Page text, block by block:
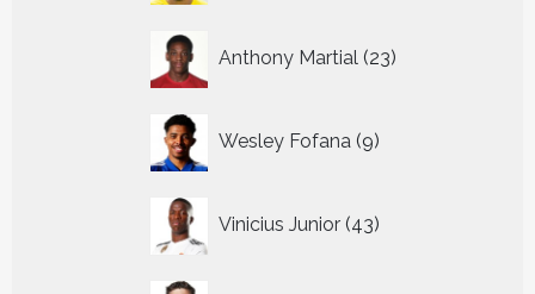
Anthony Martial 23
producten
Wesley Fofana 9
producten
Vinicius Junior 43
producten